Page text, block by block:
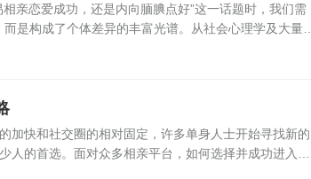
恋爱成功，还是内向腼腆点好”这一话题时，我们需
是构成了个体差异的丰富光谱。从社会心理学及大量真
亲恋爱中的不同优势与挑战，以及它们如何影响成功
加快和社交圈的相对固定，许多单身人士开始寻找新的
的首选。面对众多相亲平台，如何选择并成功进入一
。本文将基于真实数据与个人经验，为昆玉市的单身